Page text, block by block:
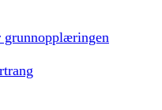
grunnopplæringen